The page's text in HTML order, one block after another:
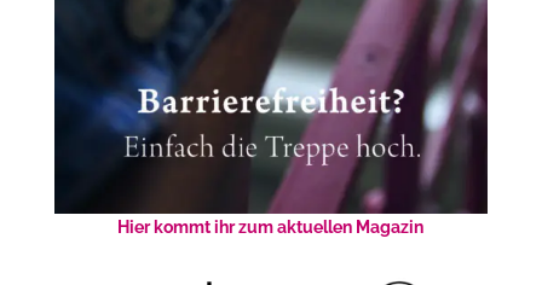
Hier kommt ihr zum aktuellen Magazin